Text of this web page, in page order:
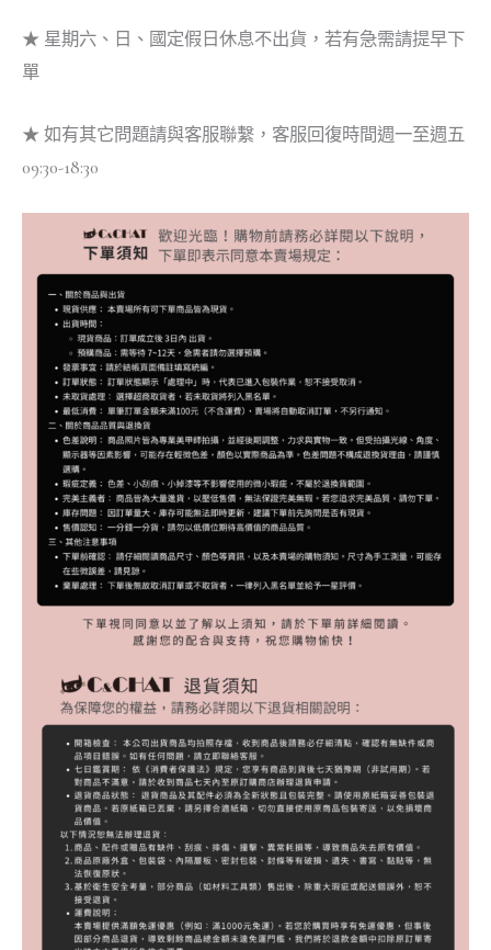
★ 星期六、日、國定假日休息不出貨，若有急需請提早下
單
★ 如有其它問題請與客服聯繫，客服回復時間週一至週五
09:30-18:30